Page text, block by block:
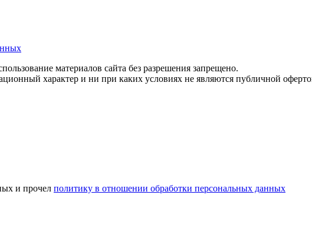
материалов сайта без разрешения запрещено.
характер и ни при каких условиях не являются публичной
и прочел политику в отношении обработки персональных данных